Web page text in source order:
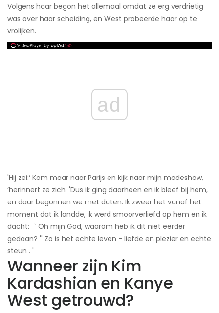
Volgens haar begon het allemaal omdat ze erg verdrietig
was over haar scheiding, en West probeerde haar op te
vrolijken.
ad
'Hij zei:‘ Kom maar naar Parijs en kijk naar mijn modeshow,
’herinnert ze zich. 'Dus ik ging daarheen en ik bleef bij hem,
en daar begonnen we met daten. Ik zweer het vanaf het
moment dat ik landde, ik werd smoorverliefd op hem en ik
dacht: `` Oh mijn God, waarom heb ik dit niet eerder
gedaan? '' Zo is het echte leven - liefde en plezier en echte
steun . '
Wanneer zijn Kim
Kardashian en Kanye
West getrouwd?